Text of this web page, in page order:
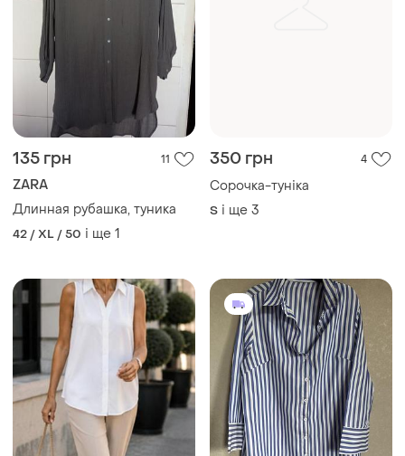
135 грн 11
ZARA
Длинная рубашка, туника
42 / XL / 50 і ще 1
350 грн 4
Сорочка-туніка
S і ще 3